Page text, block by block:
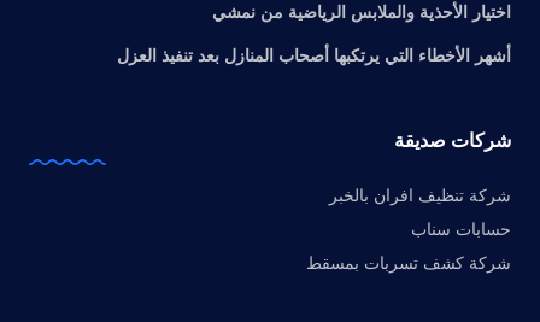
اختيار الأحذية والملابس الرياضية من نمشي
أشهر الأخطاء التي يرتكبها أصحاب المنازل بعد تنفيذ العزل
شركات صديقة
شركة تنظيف افران بالخبر
حسابات سناب
شركة كشف تسربات بمسقط